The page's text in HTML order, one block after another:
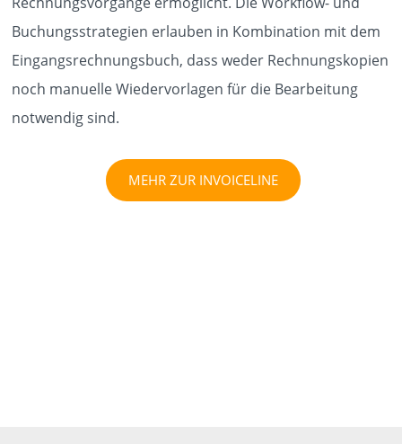
Buchungsstrategien erlauben in Kombination mit dem
Eingangsrechnungsbuch, dass weder Rechnungskopien
noch manuelle Wiedervorlagen für die Bearbeitung
notwendig sind.
MEHR ZUR INVOICELINE